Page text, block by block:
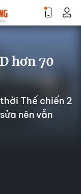
hơn 70
Thế chiến 2
nên vẫn